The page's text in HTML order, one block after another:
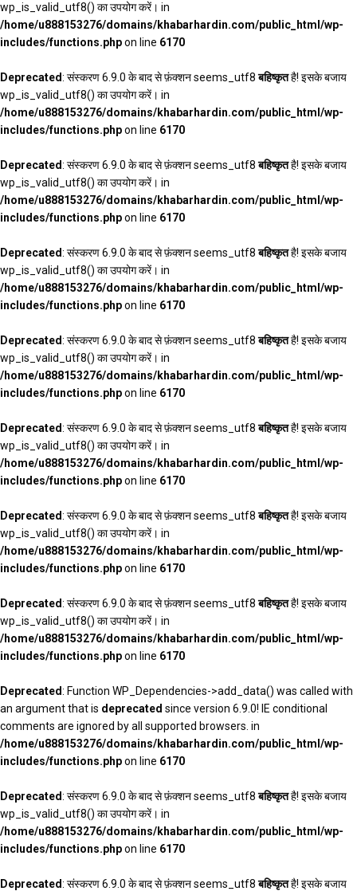
wp_is_valid_utf8() का उपयोग करें। in
/home/u888153276/domains/khabarhardin.com/public_html/wp-
includes/functions.phpon line 6170
Deprecated: संस्करण 6.9.0 के बाद से फ़ंक्शन seems_utf8बहिष्कृतहै! इसके बजाय
wp_is_valid_utf8() का उपयोग करें। in
/home/u888153276/domains/khabarhardin.com/public_html/wp-
includes/functions.phpon line 6170
Deprecated: संस्करण 6.9.0 के बाद से फ़ंक्शन seems_utf8बहिष्कृतहै! इसके बजाय
wp_is_valid_utf8() का उपयोग करें। in
/home/u888153276/domains/khabarhardin.com/public_html/wp-
includes/functions.phpon line 6170
Deprecated: संस्करण 6.9.0 के बाद से फ़ंक्शन seems_utf8बहिष्कृतहै! इसके बजाय
wp_is_valid_utf8() का उपयोग करें। in
/home/u888153276/domains/khabarhardin.com/public_html/wp-
includes/functions.phpon line 6170
Deprecated: संस्करण 6.9.0 के बाद से फ़ंक्शन seems_utf8बहिष्कृतहै! इसके बजाय
wp_is_valid_utf8() का उपयोग करें। in
/home/u888153276/domains/khabarhardin.com/public_html/wp-
includes/functions.phpon line 6170
Deprecated: संस्करण 6.9.0 के बाद से फ़ंक्शन seems_utf8बहिष्कृतहै! इसके बजाय
wp_is_valid_utf8() का उपयोग करें। in
/home/u888153276/domains/khabarhardin.com/public_html/wp-
includes/functions.phpon line 6170
Deprecated: संस्करण 6.9.0 के बाद से फ़ंक्शन seems_utf8बहिष्कृतहै! इसके बजाय
wp_is_valid_utf8() का उपयोग करें। in
/home/u888153276/domains/khabarhardin.com/public_html/wp-
includes/functions.phpon line 6170
Deprecated: संस्करण 6.9.0 के बाद से फ़ंक्शन seems_utf8बहिष्कृतहै! इसके बजाय
wp_is_valid_utf8() का उपयोग करें। in
/home/u888153276/domains/khabarhardin.com/public_html/wp-
includes/functions.phpon line 6170
Deprecated: Function WP_Dependencies->add_data() was called with
an argument that is deprecated since version 6.9.0! IE conditional
comments are ignored by all supported browsers. in
/home/u888153276/domains/khabarhardin.com/public_html/wp-
includes/functions.phpon line 6170
Deprecated: संस्करण 6.9.0 के बाद से फ़ंक्शन seems_utf8बहिष्कृतहै! इसके बजाय
wp_is_valid_utf8() का उपयोग करें। in
/home/u888153276/domains/khabarhardin.com/public_html/wp-
includes/functions.phpon line 6170
Deprecated: संस्करण 6.9.0 के बाद से फ़ंक्शन seems_utf8बहिष्कृतहै! इसके बजाय